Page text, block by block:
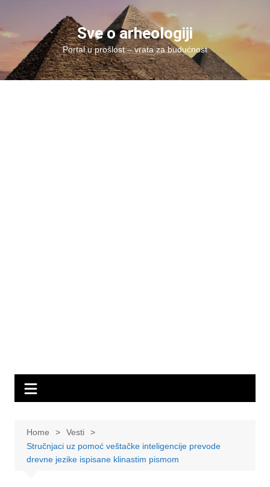
content
Sve o arheologiji
Portal u prošlost – vrata za budućnost
Home
Vesti
Stručnjaci uz pomoć veštačke inteligencije prevode
drevne jezike ispisane klinastim pismom